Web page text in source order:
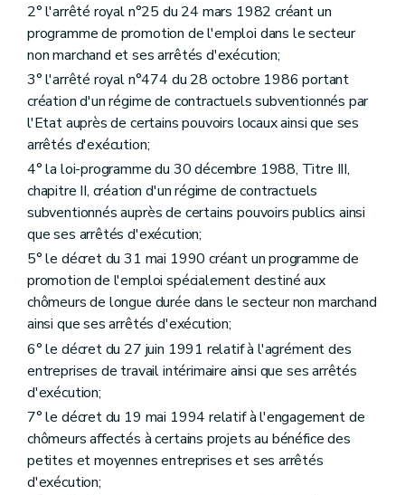
2° l'arrêté royal n°25 du 24 mars 1982 créant un
programme de promotion de l'emploi dans le secteur
non marchand et ses arrêtés d'exécution;
3° l'arrêté royal n°474 du 28 octobre 1986 portant
création d'un régime de contractuels subventionnés par
l'Etat auprès de certains pouvoirs locaux ainsi que ses
arrêtés d'exécution;
4° la loi-programme du 30 décembre 1988, Titre III,
chapitre II, création d'un régime de contractuels
subventionnés auprès de certains pouvoirs publics ainsi
que ses arrêtés d'exécution;
5° le décret du 31 mai 1990 créant un programme de
promotion de l'emploi spécialement destiné aux
chômeurs de longue durée dans le secteur non marchand
ainsi que ses arrêtés d'exécution;
6° le décret du 27 juin 1991 relatif à l'agrément des
entreprises de travail intérimaire ainsi que ses arrêtés
d'exécution;
7° le décret du 19 mai 1994 relatif à l'engagement de
chômeurs affectés à certains projets au bénéfice des
petites et moyennes entreprises et ses arrêtés
d'exécution;